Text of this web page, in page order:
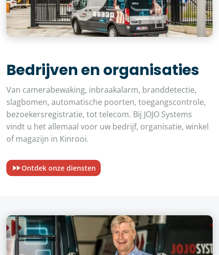
Bedrijven en organisaties
Van camerabewaking, inbraakalarm, branddetectie,
slagbomen, automatische poorten, toegangscontrole,
bezoekersregistratie, tot telecom. Bij JOJO Systems
vindt u het allemaal voor uw bedrijf, organisatie, winkel
of magazijn in Kinrooi.
Ontdek onze diensten